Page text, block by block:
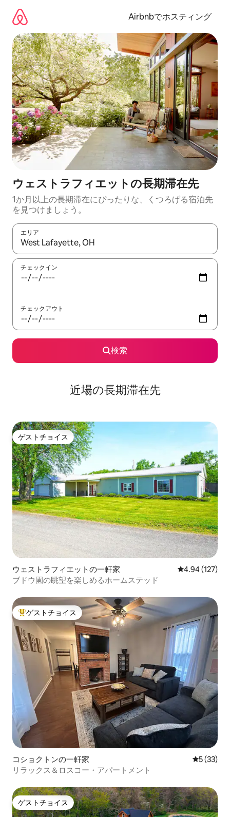
Airbnbでホスティング
ウェストラフィエットの長期滞在先
1か月以上の長期滞在にぴったりな、くつろげる宿泊先
を見つけましょう。
エリア
検索結果が表示されたら、上下の矢印キーを使って移動するか
チェックイン
チェックアウト
検索
近場の長期滞在先
ゲストチョイス
ゲストチョイス
ウェストラフィエットの一軒家 レビュー127
4.94 (127)
ブドウ園の眺望を楽しめるホームステッド
大好評のゲストチョイスです。
ゲストチョイス
コショクトンの一軒家 レビュー
5 (33)
リラックス＆ロスコー・アパートメント
ゲストチョイス
ゲストチョイス